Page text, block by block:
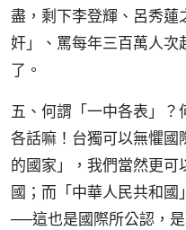
盡，剩下李登輝、呂秀蓮
奸」、罵每年三百萬人次
了。
五、何謂「一中各表」
各話嘛！台獨可以無懼國
的國家」，我們當然更
國；而「中華人民共和
──這也是國際所公認，